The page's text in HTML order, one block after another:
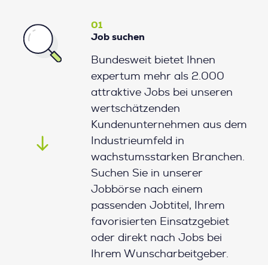
01
Job suchen
Bundesweit bietet Ihnen
expertum mehr als 2.000
attraktive Jobs bei unseren
wertschätzenden
Kundenunternehmen aus dem
Industrieumfeld in
wachstumsstarken Branchen.
Suchen Sie in unserer
Jobbörse nach einem
passenden Jobtitel, Ihrem
favorisierten Einsatzgebiet
oder direkt nach Jobs bei
Ihrem Wunscharbeitgeber.